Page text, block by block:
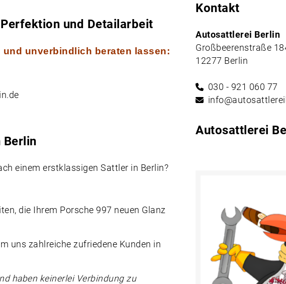
und Detailarbeit
unverbindlich beraten lassen:
Berlin
einem erstklassigen Sattler in Berlin?
die Ihrem Porsche 997 neuen Glanz
uns zahlreiche zufriedene Kunden in
haben keinerlei Verbindung zu
Kontakt
Autosattlerei Berlin
Großbeerenstraße
12277 Berlin
030 - 921 060 77
Autosattlerei